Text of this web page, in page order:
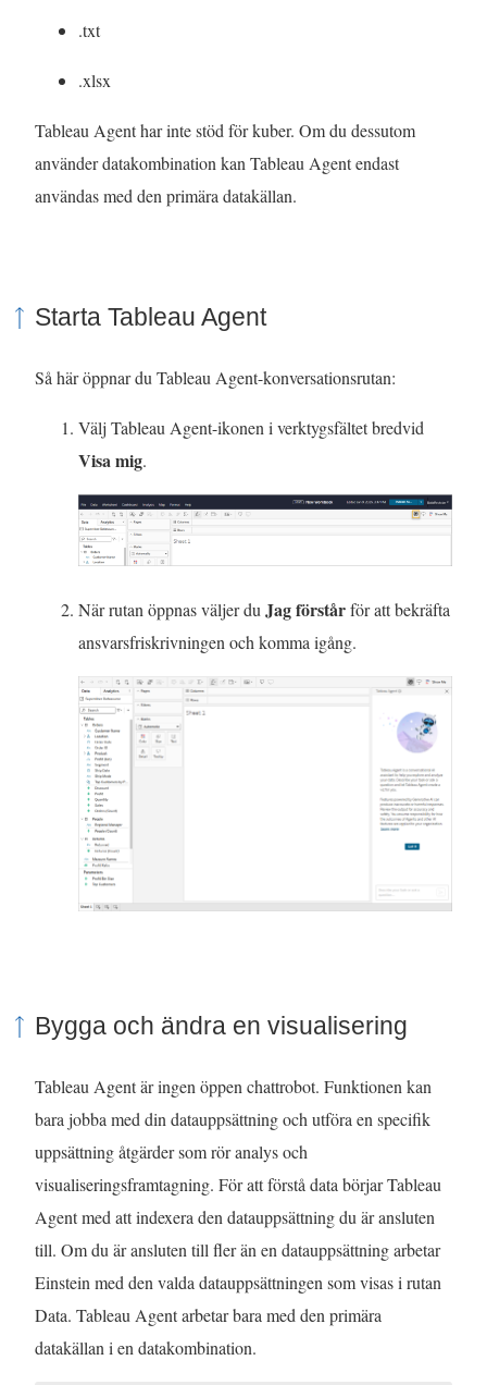
n
e
t
t
t
ö
n
e
r
.txt
.xlsx
Tableau Agent har inte stöd för kuber. Om du dessutom
använder datakombination kan Tableau Agent endast
användas med den primära datakällan.
Starta Tableau Agent
Så här öppnar du Tableau Agent-konversationsrutan:
Välj Tableau Agent-ikonen i verktygsfältet bredvid
Visa mig.
När rutan öppnas väljer duJag förstårför att bekräfta
ansvarsfriskrivningen och komma igång.
Bygga och ändra en visualisering
Tableau Agent är ingen öppen chattrobot. Funktionen kan
bara jobba med din datauppsättning och utföra en specifik
uppsättning åtgärder som rör analys och
visualiseringsframtagning. För att förstå data börjar Tableau
Agent med att indexera den datauppsättning du är ansluten
till. Om du är ansluten till fler än en datauppsättning arbetar
Einstein med den valda datauppsättningen som visas i rutan
Data. Tableau Agent arbetar bara med den primära
datakällan i en datakombination.